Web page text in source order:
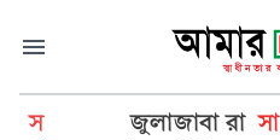
স
জুলাজাবা রা সা